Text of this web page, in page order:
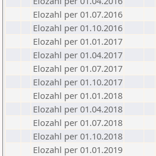
Elozahl per 01.07.2016
Elozahl per 01.10.2016
Elozahl per 01.01.2017
Elozahl per 01.04.2017
Elozahl per 01.07.2017
Elozahl per 01.10.2017
Elozahl per 01.01.2018
Elozahl per 01.04.2018
Elozahl per 01.07.2018
Elozahl per 01.10.2018
Elozahl per 01.01.2019